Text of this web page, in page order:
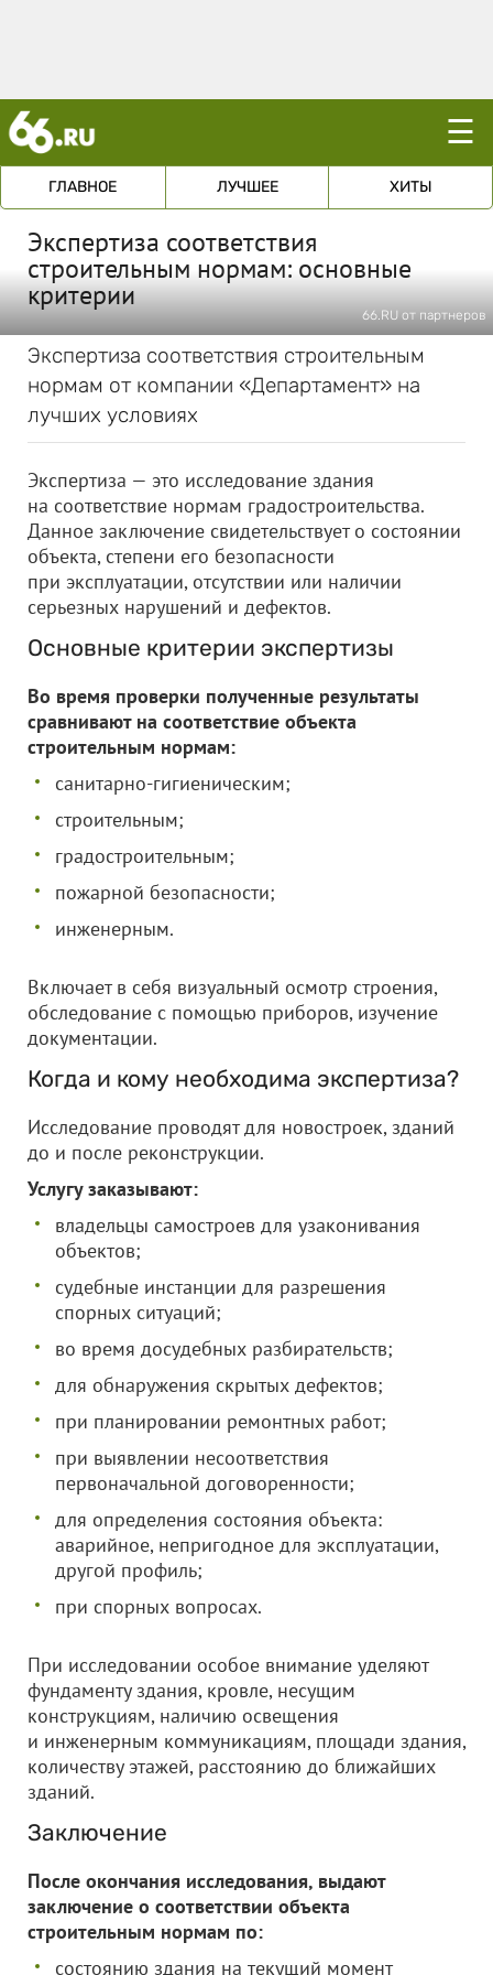
☰
ГЛАВНОЕ ЛУЧШЕЕ ХИТЫ
Экспертиза соответствия
строительным нормам: основные
критерии
66.RU от партнеров
Экспертиза соответствия строительным
нормам от компании «Департамент» на
лучших условиях
Экспертиза — это исследование здания
на соответствие нормам градостроительства.
Данное заключение свидетельствует о состоянии
объекта, степени его безопасности
при эксплуатации, отсутствии или наличии
серьезных нарушений и дефектов.
Основные критерии экспертизы
Во время проверки полученные результаты
сравнивают на соответствие объекта
строительным нормам:
санитарно-гигиеническим;
строительным;
градостроительным;
пожарной безопасности;
инженерным.
Включает в себя визуальный осмотр строения,
обследование с помощью приборов, изучение
документации.
Когда и кому необходима экспертиза?
Исследование проводят для новостроек, зданий
до и после реконструкции.
Услугу заказывают:
владельцы самостроев для узаконивания
объектов;
судебные инстанции для разрешения
спорных ситуаций;
во время досудебных разбирательств;
для обнаружения скрытых дефектов;
при планировании ремонтных работ;
при выявлении несоответствия
первоначальной договоренности;
для определения состояния объекта:
аварийное, непригодное для эксплуатации,
другой профиль;
при спорных вопросах.
При исследовании особое внимание уделяют
фундаменту здания, кровле, несущим
конструкциям, наличию освещения
и инженерным коммуникациям, площади здания,
количеству этажей, расстоянию до ближайших
зданий.
Заключение
После окончания исследования, выдают
заключение о соответствии объекта
строительным нормам по:
состоянию здания на текущий момент